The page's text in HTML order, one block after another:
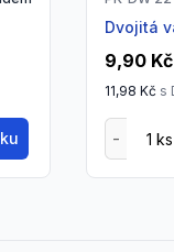
dvojitá
9,90 Kč
11,98 Kč s